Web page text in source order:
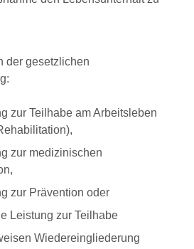
der gesetzlichen
zur Teilhabe am Arbeitsleben
zur medizinischen
zur Prävention oder
Leistung zur Teilhabe
Wiedereingliederung